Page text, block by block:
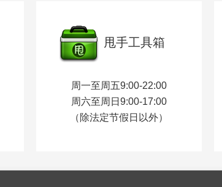
甩手工具箱
周一至周五9:00-22:00
周六至周日9:00-17:00
（除法定节假日以外）